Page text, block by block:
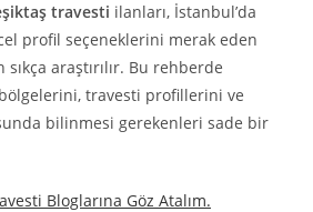
travesti ilanları, İstanbul’da
profil seçeneklerini merak eden
sıkça araştırılır. Bu rehberde
bölgelerini, travesti profillerini ve
bilinmesi gerekenleri sade bir
Bloglarına Göz Atalım.